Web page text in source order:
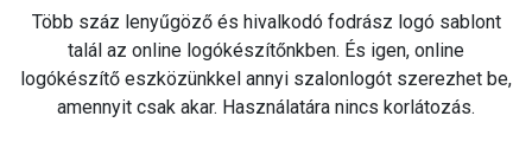
Több száz lenyűgöző és hivalkodó fodrász logó sablont
talál az online logókészítőnkben. És igen, online
logókészítő eszközünkkel annyi szalonlogót szerezhet be,
amennyit csak akar. Használatára nincs korlátozás.